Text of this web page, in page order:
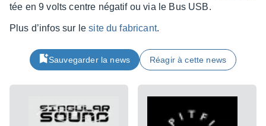
tée en 9 volts centre néga­tif ou via le Bus USB.
Plus d’in­fos sur lesite du fabri­cant.
Sauvegarder la news Réagir à cette news